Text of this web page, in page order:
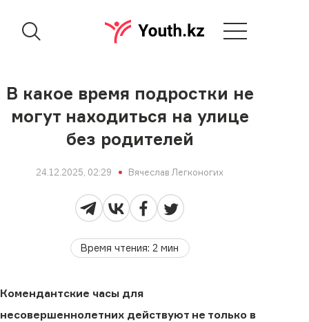
В какое время подростки не
могут находиться на улице
без родителей
24.12.2025, 02:29 Вячеслав Легконогих
Время чтения:2 мин
Комендантские часы для
несовершеннолетних действуют не только в